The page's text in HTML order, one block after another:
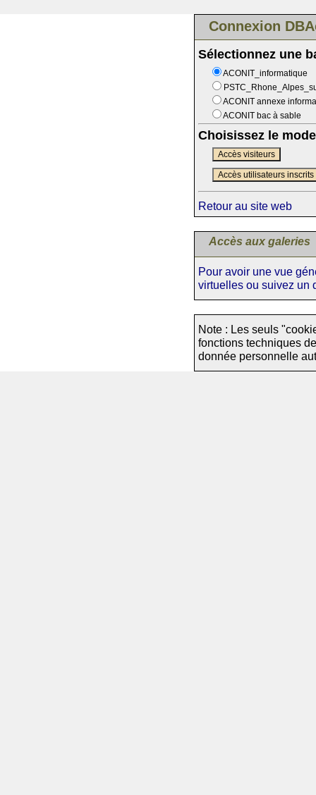
Connexion
Sélectionnez une
ACONIT_informatique
ACONIT annexe
ACONIT bac à sable
Choisissez le
Accès visiteurs
Accès utilisateurs inscrits
Retour au site web
Accès aux galeries
Pour avoir une vue
virtuelles ou suivez un
Note : Les seuls
fonctions techniques
donnée personnelle